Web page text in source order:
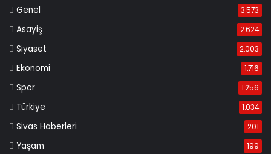
Genel 3.573
Asayiş 2.624
Siyaset 2.003
Ekonomi 1.716
Spor 1.256
Türkiye 1.034
Sivas Haberleri 201
Yaşam 199